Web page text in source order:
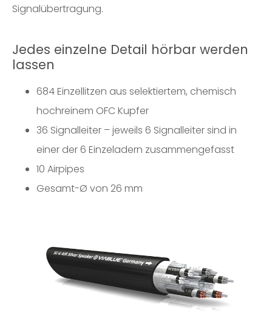
Signalübertragung.
Jedes einzelne Detail hörbar werden
lassen
684 Einzellitzen aus selektiertem, chemisch
hochreinem OFC Kupfer
36 Signalleiter – jeweils 6 Signalleiter sind in
einer der 6 Einzeladern zusammengefasst
10 Airpipes
Gesamt-Ø von 26 mm